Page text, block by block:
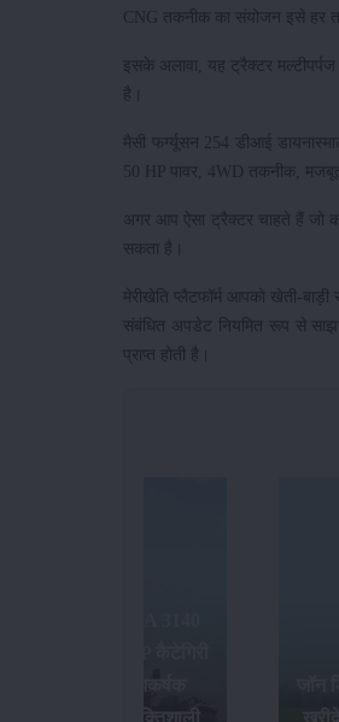
CNG तकनीक का संयोजन इसे हर
इसके अलावा, यह ट्रैक्टर
है।
मैसी फर्ग्यूसन 254 डीआई
50 HP पावर, 4WD तकनीक,
अगर आप ऐसा ट्रैक्टर चाहते हैं जो
सकता है।
मेरीखेति प्लैटफॉर्म आपको खेती-
संबंधित अपडेट नियमित रूप से
प्राप्त होती है।
जॉन डियर 5045 D ट्रैक्टर